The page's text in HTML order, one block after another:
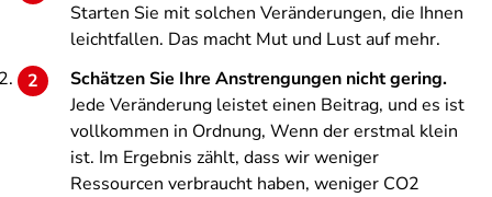
Starten Sie mit solchen Veränderungen, die Ihnen
leichtfallen. Das macht Mut und Lust auf mehr.
Schätzen Sie Ihre Anstrengungen nicht gering.
Jede Veränderung leistet einen Beitrag, und es ist
vollkommen in Ordnung, Wenn der erstmal klein
ist. Im Ergebnis zählt, dass wir weniger
Ressourcen verbraucht haben, weniger CO2